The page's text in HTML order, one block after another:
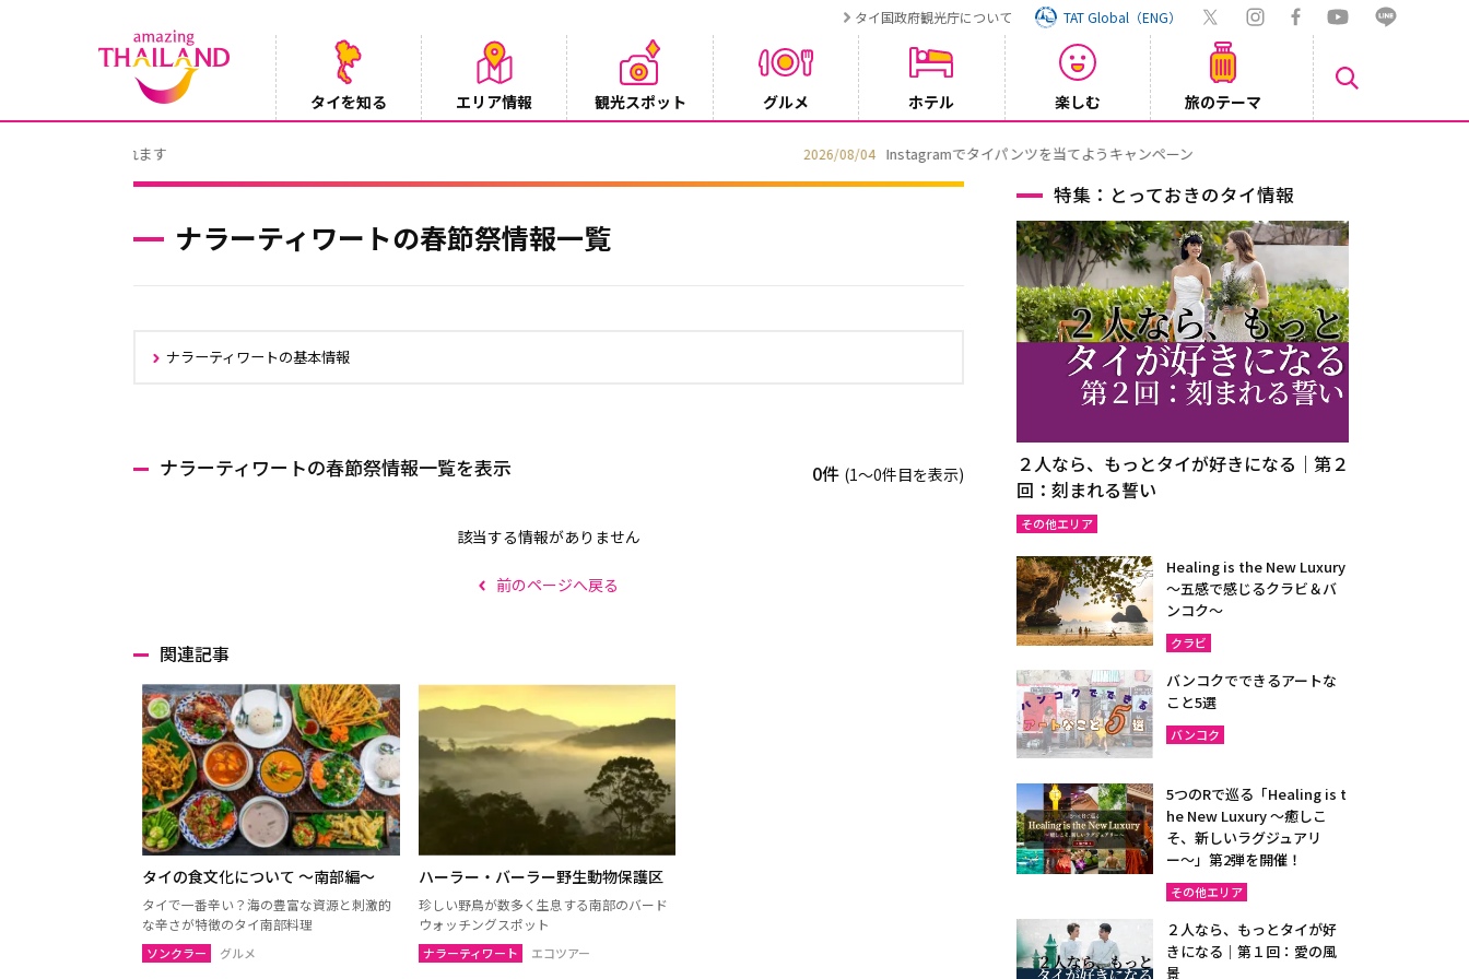
タイ国政府観光庁について TAT Global（ENG）
タイを知る エリア情報 観光スポット グルメ ホテル 楽しむ 旅のテーマ
2026/08/04
ナラーティワートの春節祭情報一覧
ナラーティワートの基本情報
ナラーティワートの春節祭情報一覧を表示 0件 (1〜0件目を表示)
該当する情報がありません
前のページへ戻る
関連記事
タイの食文化について 〜南部編〜
タイで一番辛い？海の豊富な資源と刺激的
な辛さが特徴のタイ南部料理
ソンクラー グルメ
ハーラー・バーラー野生動物保護区
珍しい野鳥が数多く生息する南部のバード
ウォッチングスポット
ナラーティワート エコツアー
特集：とっておきのタイ情報
２人なら、もっとタイが好きになる｜第２
回：刻まれる誓い
その他エリア
Healing is the New Luxury
～五感で感じるクラビ＆バ
ンコク～
クラビ
バンコクでできるアートな
こと5選
バンコク
5つのRで巡る「Healing is t
he New Luxury ～癒しこ
そ、新しいラグジュアリ
ー〜」第2弾を開催！
その他エリア
２人なら、もっとタイが好
きになる｜第１回：愛の風
景